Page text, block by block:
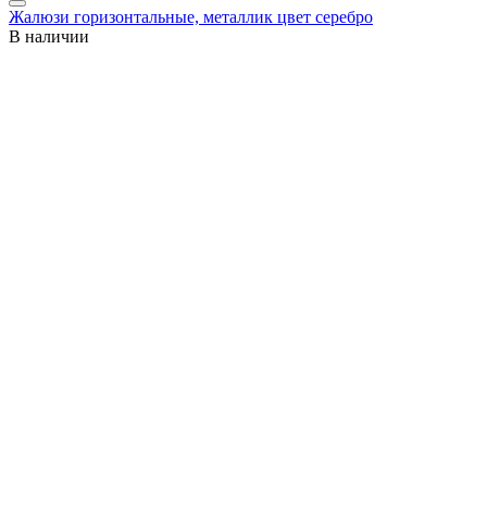
Жалюзи горизонтальные, металлик цвет серебро
В наличии